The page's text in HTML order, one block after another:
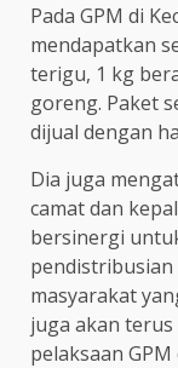
Pada GPM di
mendapatkan
terigu, 1 kg
goreng. Paket
dijual dengan
Dia juga
camat dan
bersinergi
masyarakat
juga akan
pelaksaan